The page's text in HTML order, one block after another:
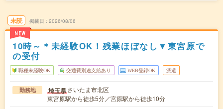
未読
NEW
掲載日 2026/08/06
10時～＊未経験OK！残業ほぼなし▼東宮原で
の受付
職種未経験OK 交通費別途支給あり WEB登録OK 派遣
勤務地 埼玉県さいたま市北区
東宮原駅から徒歩5分／宮原駅から徒歩10分